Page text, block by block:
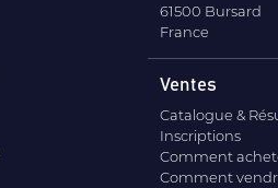
61500 Bursard
France
Ventes
Catalogue &
Inscriptions
Comment
Comment